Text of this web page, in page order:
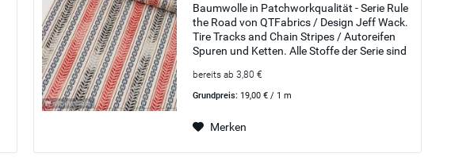
Baumwolle in Patchworkqualität - Serie Rule
the Road von QTFabrics / Design Jeff Wack.
Tire Tracks and Chain Stripes / Autoreifen
Spuren und Ketten. Alle Stoffe der Serie sind
sich...
bereits ab 3,80 €
Grundpreis: 19,00 € / 1 m
Merken